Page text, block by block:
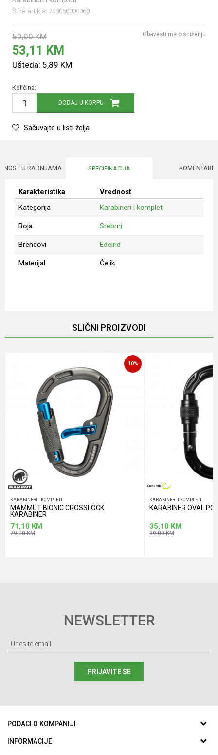
Šifra artikla: 738050000060
59,00 KM
53,11 KM
Ušteda: 5,89 KM
Obavesti me o sniženju
Količina:
DODAJ U KORPU
Sačuvajte u listi želja
U RADNJAMA SPECIFIKACIJA KOMENTARI
Karakteristika
Vrednost
Kategorija
Karabineri i kompleti
Boja Srebrni
Brendovi Edelrid
Materijal Čelik
POŠALJI
SLIČNI PROIZVODI
10%
KARABINERI I KOMPLETI
MAMMUT BIONIC CROSSLOCK
KARABINER
71,10 KM
79,00KM
KARABINERI I KOMPLETI
KARABINER OVAL
35,10 KM
39,00KM
NEWSLETTER
PRIJAVITE SE
PODACI O KOMPANIJI
ABC SPORTING d.o.o.
INFORMACIJE